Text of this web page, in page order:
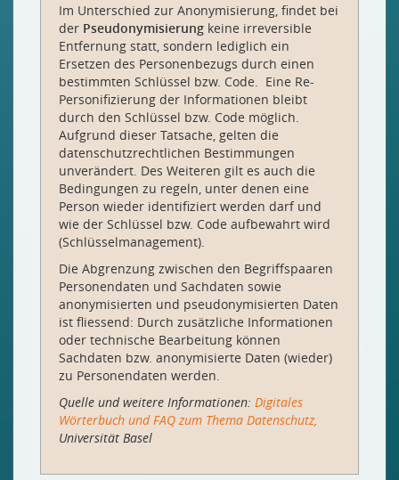
Im Unterschied zur Anonymisierung, findet bei
der Pseudonymisierung keine irreversible
Entfernung statt, sondern lediglich ein
Ersetzen des Personenbezugs durch einen
bestimmten Schlüssel bzw. Code. Eine Re-
Personifizierung der Informationen bleibt
durch den Schlüssel bzw. Code möglich.
Aufgrund dieser Tatsache, gelten die
datenschutzrechtlichen Bestimmungen
unverändert. Des Weiteren gilt es auch die
Bedingungen zu regeln, unter denen eine
Person wieder identifiziert werden darf und
wie der Schlüssel bzw. Code aufbewahrt wird
(Schlüsselmanagement).
Die Abgrenzung zwischen den Begriffspaaren
Personendaten und Sachdaten sowie
anonymisierten und pseudonymisierten Daten
ist fliessend: Durch zusätzliche Informationen
oder technische Bearbeitung können
Sachdaten bzw. anonymisierte Daten (wieder)
zu Personendaten werden.
Quelle und weitere Informationen: Digitales
Wörterbuch und FAQ zum Thema Datenschutz,
Universität Basel